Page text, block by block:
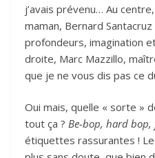
j’avais prévenu… Au
maman, Bernard
profondeurs, imagination
droite, Marc Mazzillo,
que je ne vous dis pas ce
Oui mais, quelle « sorte »
tout ça ? Be-bop, hard bop,
étiquettes rassurantes !